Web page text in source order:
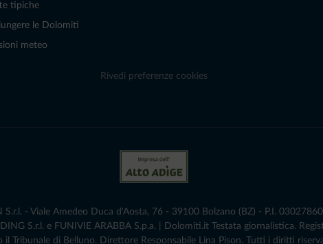
tipiche
le Dolomiti
meteo
Rivedi preferenze cookies
- Viale Amedeo Duca d'Aosta, 76 - 39100 Bolzano (BZ) - P.I.
S.r.l. e FUNIVIE ARABBA S.p.a. | Dolomiti.it Testata giornalistica.
il Tribunale di Belluno.­ Direttore Responsabile Lina Pison. Tutti i diritti